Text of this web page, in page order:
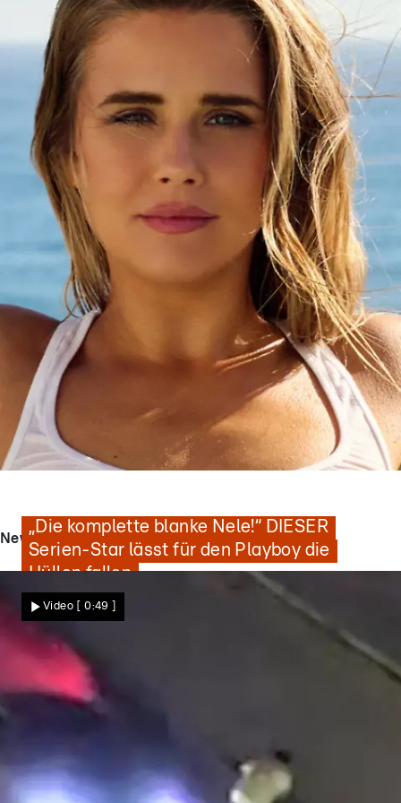
Nachrichten
„Die komplette blanke Nele!“ DIESER
Serien-Star lässt für den Playboy die
Hüllen fallen
Star News
News - Videos
Video [ 0:49 ]